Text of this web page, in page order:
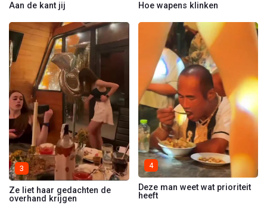
Aan de kant jij Hoe wapens klinken
3
Ze liet haar gedachten de
overhand krijgen
4
Deze man weet wat prioriteit
heeft